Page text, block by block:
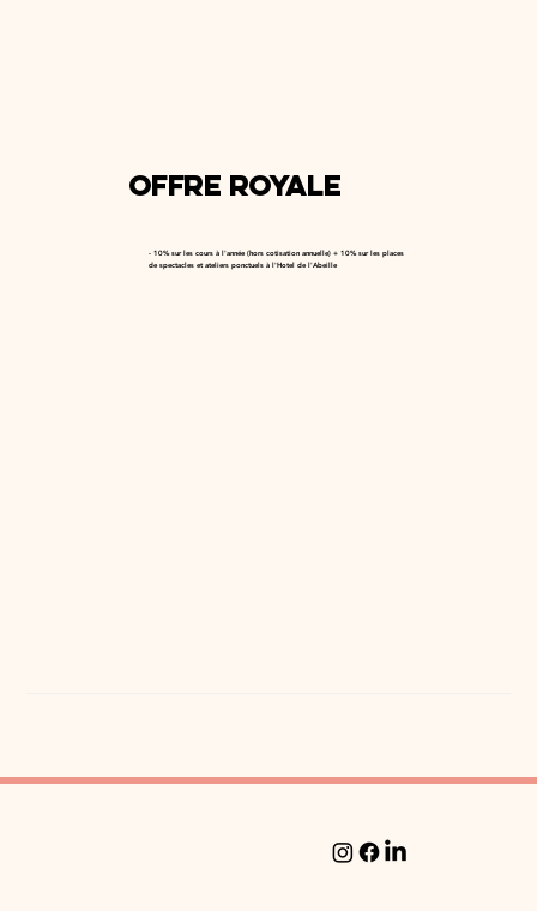
Offre Royale
- 10% sur les cours à l'année (hors cotisation annuelle) + 10% sur les places
de spectacles et ateliers ponctuels à l'Hotel de l'Abeille